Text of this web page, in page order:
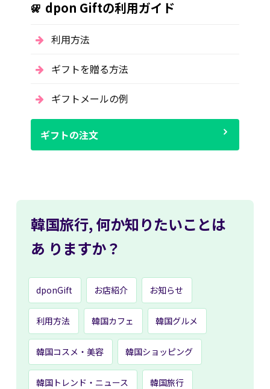
dpon Giftの利用ガイド
利用方法
ギフトを贈る方法
ギフトメールの例
ギフトの注文
韓国旅行, 何か知りたいことは
あ りますか？
dponGift お店紹介 お知らせ
利用方法 韓国カフェ 韓国グルメ
韓国コスメ・美容 韓国ショッピング
韓国トレンド・ニュース 韓国旅行